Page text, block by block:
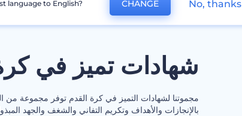
شهادات تميز في
مجموتنا لشهادات التميز في كرة القدم توفر مجموعة من
بالإنجازات والأهداف وتكريم التفاني والشغف والجهد
language to English? CHANGE No, thanks